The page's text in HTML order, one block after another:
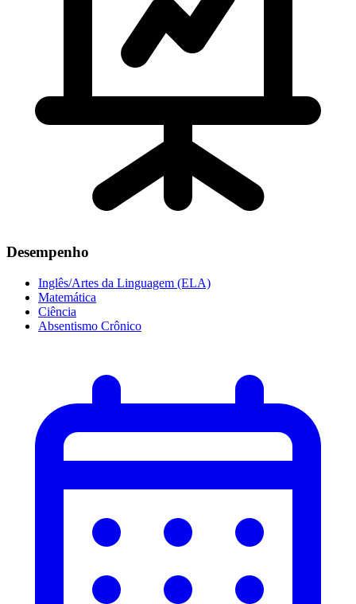
Desempenho
Inglês/Artes da Linguagem (ELA)
Matemática
Ciência
Absentismo Crônico